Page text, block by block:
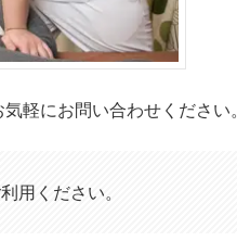
軽にお問い合わせください。
用ください。